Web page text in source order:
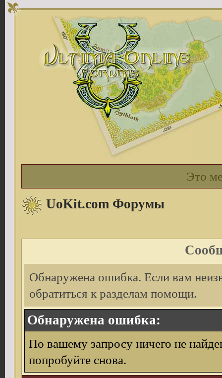
Это
UoKit.com Форумы
Обнаружена ошибка. Если вам
обратиться к разделам помощи.
Обнаружена ошибка:
По вашему запросу ничего не
попробуйте снова.